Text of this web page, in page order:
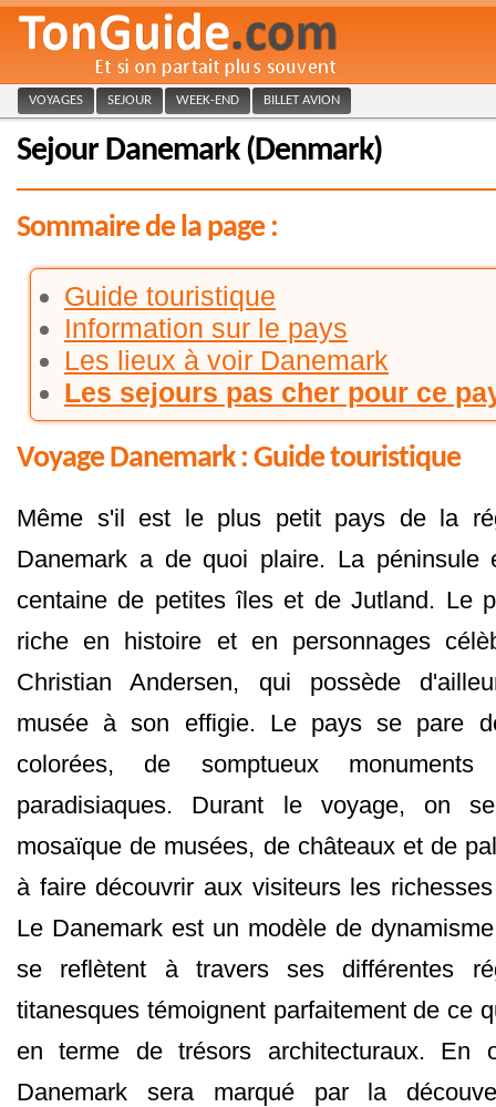
VOYAGES SEJOUR WEEK-END BILLET AVION
Sejour Danemark (Denmark)
Sommaire de la page :
Guide touristique
Information sur le pays
Les lieux à voir Danemark
Les sejours pas cher pour ce
Voyage Danemark : Guide touristique
Même s'il est le plus petit pays de la
Danemark a de quoi plaire. La péninsule
centaine de petites îles et de Jutland. Le
riche en histoire et en personnages
Christian Andersen, qui possède
musée à son effigie. Le pays se pare
colorées, de somptueux
paradisiaques. Durant le voyage, on
mosaïque de musées, de châteaux et de
à faire découvrir aux visiteurs les
Le Danemark est un modèle de
se reflètent à travers ses différentes
titanesques témoignent parfaitement de ce
en terme de trésors architecturaux. En
Danemark sera marqué par la